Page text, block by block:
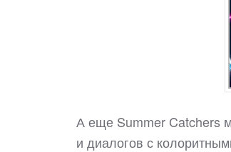
А еще Summer Catchers
и диалогов с